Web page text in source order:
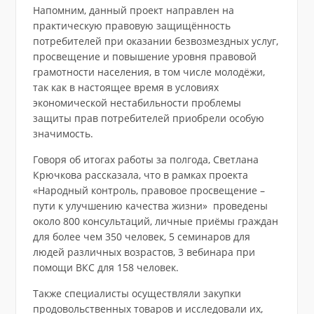
Напомним, данный проект направлен на
практическую правовую защищённость
потребителей при оказании безвозмездных услуг,
просвещение и повышение уровня правовой
грамотности населения, в том числе молодёжи,
так как в настоящее время в условиях
экономической нестабильности проблемы
защиты прав потребителей приобрели особую
значимость.
Говоря об итогах работы за полгода, Светлана
Крючкова рассказала, что в рамках проекта
«Народный контроль, правовое просвещение –
пути к улучшению качества жизни» проведены
около 800 консультаций, личные приёмы граждан
для более чем 350 человек, 5 семинаров для
людей различных возрастов, 3 вебинара при
помощи ВКС для 158 человек.
Также специалисты осуществляли закупки
продовольственных товаров и исследовали их,